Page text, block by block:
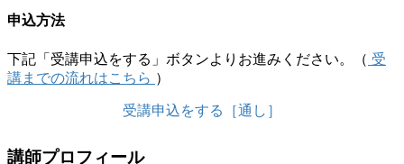
申込方法
下記「受講申込をする」ボタンよりお進みください。（ 受
講までの流れはこちら ）
受講申込をする［通し］
講師プロフィール